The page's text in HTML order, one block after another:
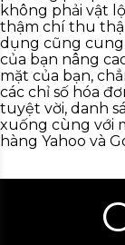
không phải vật
thậm chí thu
dụng cũng
của bạn nâng
mặt của bạn,
các chỉ số hóa
tuyệt vời, danh
xuống cùng với
hàng Yahoo và